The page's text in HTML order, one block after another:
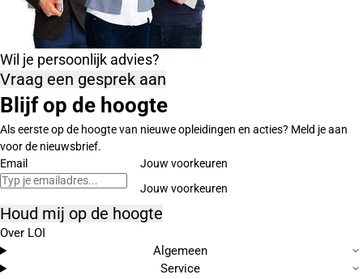
Wil je persoonlijk advies?
Vraag een gesprek aan
Blijf op de hoogte
Als eerste op de hoogte van nieuwe opleidingen en acties? Meld je aan
voor de nieuwsbrief.
Email
Jouw voorkeuren
Houd mij op de hoogte
Over LOI
Algemeen
Service